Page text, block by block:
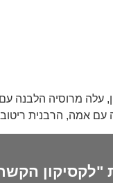
עם אמה, הרבנית ריטוב,
"לקסיקון